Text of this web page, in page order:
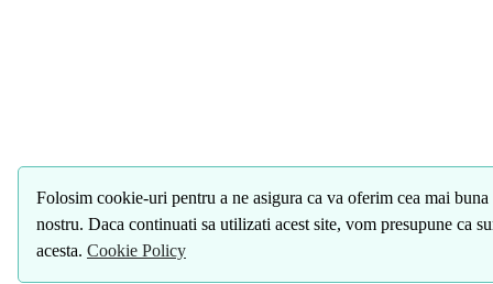
Folosim cookie-uri pentru a ne asigura ca va oferim cea mai
nostru. Daca continuati sa utilizati acest site, vom presupune ca
acesta. Cookie Policy